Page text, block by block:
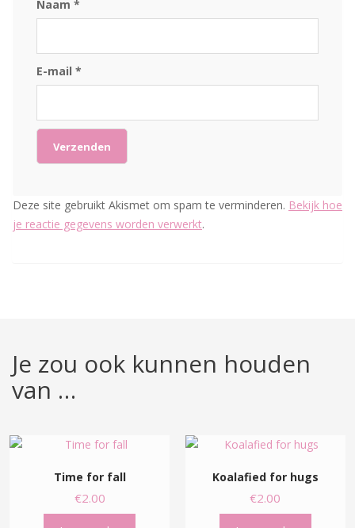
Naam *
E-mail *
Deze site gebruikt Akismet om spam te verminderen. Bekijk hoe
je reactie gegevens worden verwerkt.
Je zou ook kunnen houden
van …
Time for fall
€2.00
Koalafied for hugs
€2.00